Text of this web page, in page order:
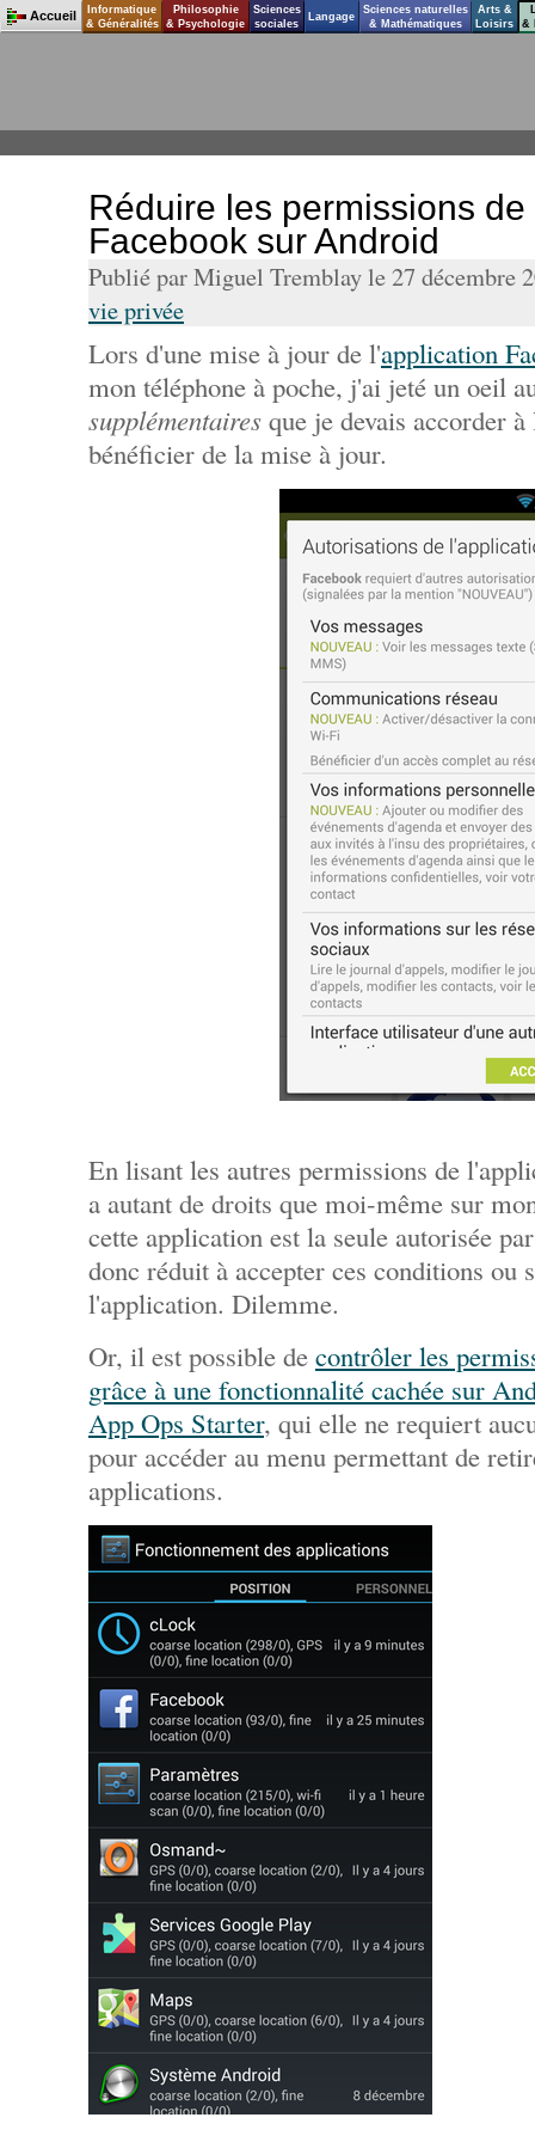
Réduire les permissions
Facebook sur Android
Publié par Miguel Tremblay le 27 décembre
vie privée
Lors d'une mise à jour de l'application
mon téléphone à poche, j'ai jeté un oeil
supplémentaires que je devais accorder
bénéficier de la mise à jour.
En lisant les autres permissions de
a autant de droits que moi-même sur
cette application est la seule autorisée
donc réduit à accepter ces conditions ou
l'application. Dilemme.
Or, il est possible de contrôler les
grâce à une fonctionnalité cachée sur
App Ops Starter, qui elle ne requiert
pour accéder au menu permettant de
applications.
Accueil
Informatique
& Généralités
Philosophie
& Psychologie
Sciences
sociales
Langage
Sciences naturelles
& Mathématiques
Arts &
Loisirs
&